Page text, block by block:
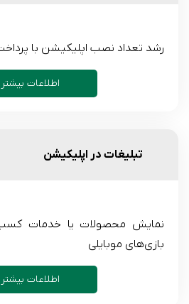
رشد تعداد نصب اپلیکیشن با
اطلاعات بیشتر
تبلیغات در اپلیکیشن
نمایش محصولات یا خدمات
بازی‌های موبایلی
اطلاعات بیشتر